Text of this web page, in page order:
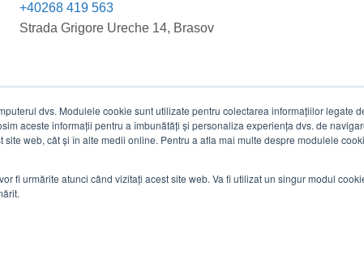
dvs. Modulele cookie sunt utilizate pentru colectarea informațiilor legate
aceste informații pentru a îmbunătăți și personaliza experiența dvs. de
web, cât și în alte medii online. Pentru a afla mai multe despre modulele
fi urmărite atunci când vizitați acest site web. Va fi utilizat un singur modul
+40268 419 563
Strada Grigore Ureche 14, Brasov